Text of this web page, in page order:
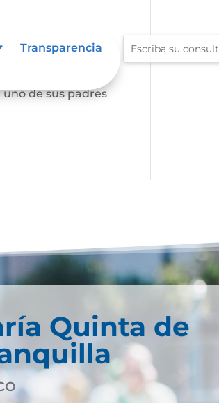
Transparencia
sean los titulares
de sus padres
Quinta de